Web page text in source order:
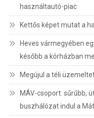
használtautó-piac
Kettős képet mutat a
Heves vármegyében
később a kórházban
Megújul a téli
MÁV-csoport: sűrűbb,
buszhálózat indul a